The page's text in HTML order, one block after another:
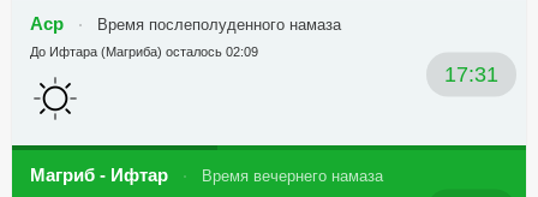
Аср Время послеполуденного намаза
17:31
До Ифтара (Магриба) осталось 02:09
Магриб - Ифтар Время вечернего намаза